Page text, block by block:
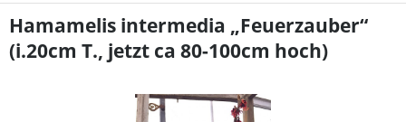
Hamamelis intermedia „Feuerzauber“
(i.20cm T., jetzt ca 80-100cm hoch)